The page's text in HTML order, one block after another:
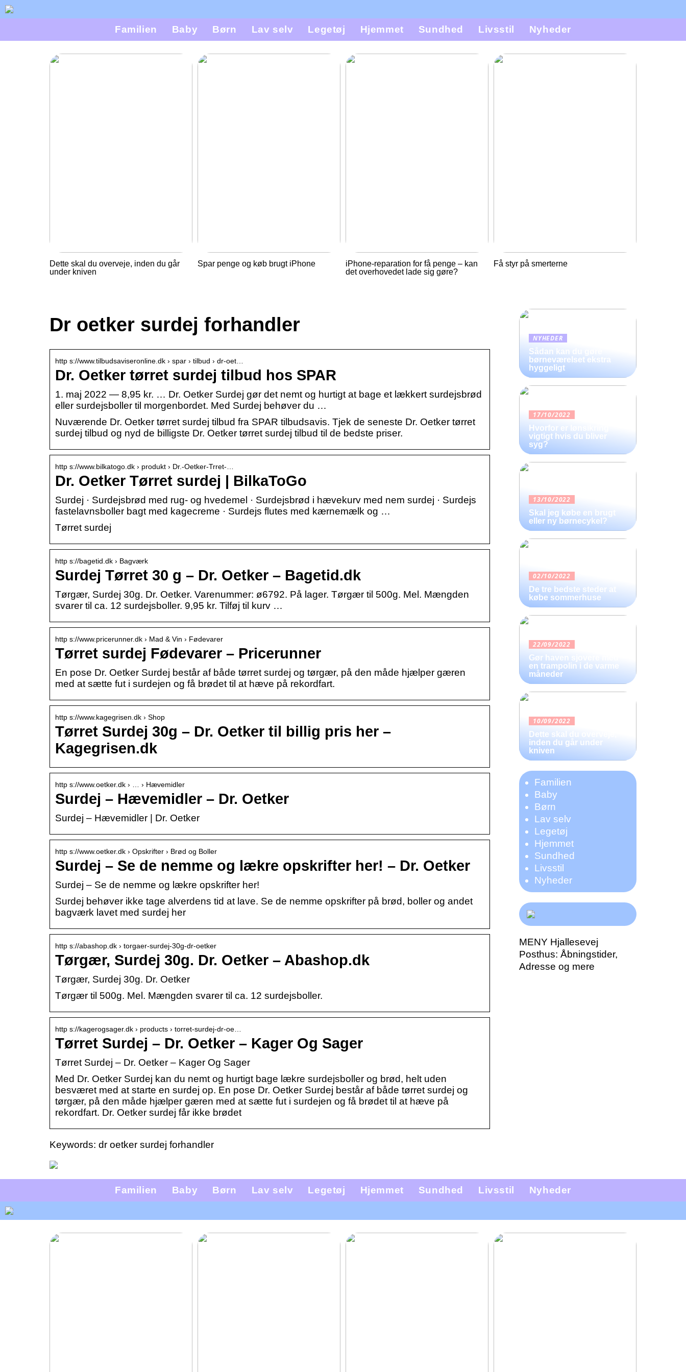
Familien Baby Børn Lav selv Legetøj Hjemmet Sundhed Livsstil Nyheder
Dette skal du overveje, inden du går
under kniven
Spar penge og køb brugt iPhone
iPhone-reparation for få penge – kan
det overhovedet lade sig gøre?
Få styr på smerterne
Dr oetker surdej forhandler
http s://www.tilbudsaviseronline.dk › spar › tilbud › dr-oet…
Dr. Oetker tørret surdej tilbud hos SPAR
1. maj 2022 — 8,95 kr. … Dr. Oetker Surdej gør det nemt og hurtigt at bage et lækkert surdejsbrød
eller surdejsboller til morgenbordet. Med Surdej behøver du …
Nuværende Dr. Oetker tørret surdej tilbud fra SPAR tilbudsavis. Tjek de seneste Dr. Oetker tørret
surdej tilbud og nyd de billigste Dr. Oetker tørret surdej tilbud til de bedste priser.
http s://www.bilkatogo.dk › produkt › Dr.-Oetker-Trret-…
Dr. Oetker Tørret surdej | BilkaToGo
Surdej · Surdejsbrød med rug- og hvedemel · Surdejsbrød i hævekurv med nem surdej · Surdejs
fastelavnsboller bagt med kagecreme · Surdejs flutes med kærnemælk og …
Tørret surdej
http s://bagetid.dk › Bagværk
Surdej Tørret 30 g – Dr. Oetker – Bagetid.dk
Tørgær, Surdej 30g. Dr. Oetker. Varenummer: ø6792. På lager. Tørgær til 500g. Mel. Mængden
svarer til ca. 12 surdejsboller. 9,95 kr. Tilføj til kurv …
http s://www.pricerunner.dk › Mad & Vin › Fødevarer
Tørret surdej Fødevarer – Pricerunner
En pose Dr. Oetker Surdej består af både tørret surdej og tørgær, på den måde hjælper gæren
med at sætte fut i surdejen og få brødet til at hæve på rekordfart.
http s://www.kagegrisen.dk › Shop
Tørret Surdej 30g – Dr. Oetker til billig pris her –
Kagegrisen.dk
http s://www.oetker.dk › … › Hævemidler
Surdej – Hævemidler – Dr. Oetker
Surdej – Hævemidler | Dr. Oetker
http s://www.oetker.dk › Opskrifter › Brød og Boller
Surdej – Se de nemme og lækre opskrifter her! – Dr. Oetker
Surdej – Se de nemme og lækre opskrifter her!
Surdej behøver ikke tage alverdens tid at lave. Se de nemme opskrifter på brød, boller og andet
bagværk lavet med surdej her
http s://abashop.dk › torgaer-surdej-30g-dr-oetker
Tørgær, Surdej 30g. Dr. Oetker – Abashop.dk
Tørgær, Surdej 30g. Dr. Oetker
Tørgær til 500g. Mel. Mængden svarer til ca. 12 surdejsboller.
http s://kagerogsager.dk › products › torret-surdej-dr-oe…
Tørret Surdej – Dr. Oetker – Kager Og Sager
Tørret Surdej – Dr. Oetker – Kager Og Sager
Med Dr. Oetker Surdej kan du nemt og hurtigt bage lækre surdejsboller og brød, helt uden
besværet med at starte en surdej op. En pose Dr. Oetker Surdej består af både tørret surdej og
tørgær, på den måde hjælper gæren med at sætte fut i surdejen og få brødet til at hæve på
rekordfart. Dr. Oetker surdej får ikke brødet
Keywords: dr oetker surdej forhandler
NYHEDER
Sådan kan du gøre
børneværelset ekstra
hyggeligt
17/10/2022
Hvorfor er lønsikring
vigtigt hvis du bliver
syg?
13/10/2022
Skal jeg købe en brugt
eller ny børnecykel?
02/10/2022
De tre bedste steder at
købe sommerhuse
22/09/2022
Gør haven sjovere med
en trampolin i de varme
måneder
10/09/2022
Dette skal du overveje,
inden du går under
kniven
Familien
Baby
Børn
Lav selv
Legetøj
Hjemmet
Sundhed
Livsstil
Nyheder
MENY Hjallesevej
Posthus: Åbningstider,
Adresse og mere
Familien Baby Børn Lav selv Legetøj Hjemmet Sundhed Livsstil Nyheder